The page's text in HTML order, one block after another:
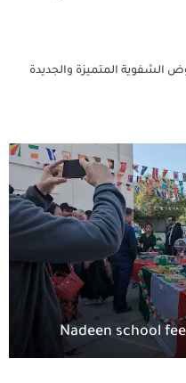
الشفوية المتميزة والجديدة